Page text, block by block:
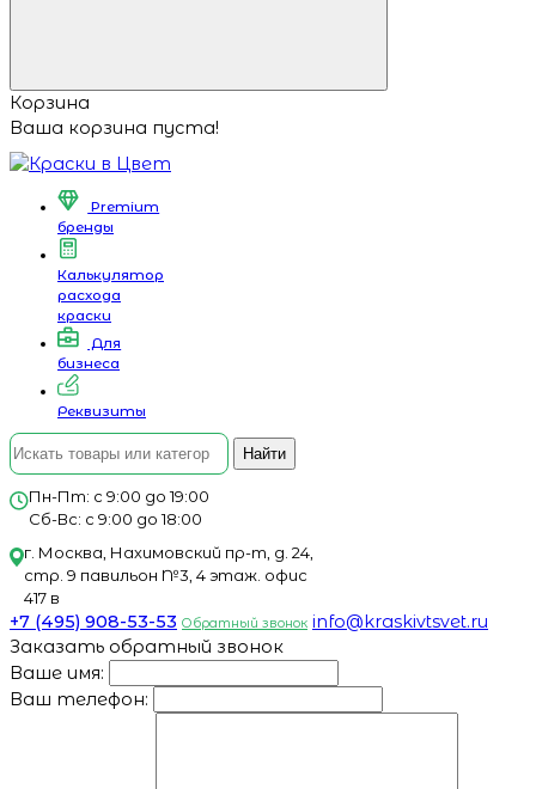
Корзина
Ваша корзина пуста!
Premium
бренды
Калькулятор
расхода
краски
Для
бизнеса
Реквизиты
Найти
Пн-Пт: с 9:00 до 19:00
Сб-Вс: с 9:00 до 18:00
г. Москва, Нахимовский пр-т, д. 24,
стр. 9 павильон №3, 4 этаж. офис
417 в
+7 (495) 908-53-53 Обратный звонок info@kraskivtsvet.ru
Заказать обратный звонок
Ваше имя:
Ваш телефон: